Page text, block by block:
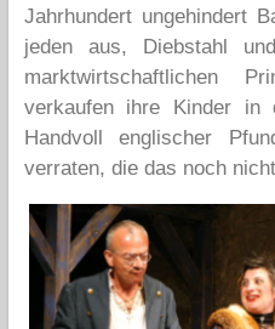
Jahrhundert ungehindert
jeden aus, Diebstahl
marktwirtschaftlichen
verkaufen ihre Kinder
Handvoll englischer
verraten, die das noch